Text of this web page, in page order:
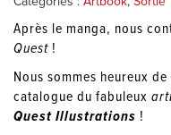
Après le manga, nous
Quest !
Nous sommes heureux
catalogue du fabuleux
Quest Illustrations !